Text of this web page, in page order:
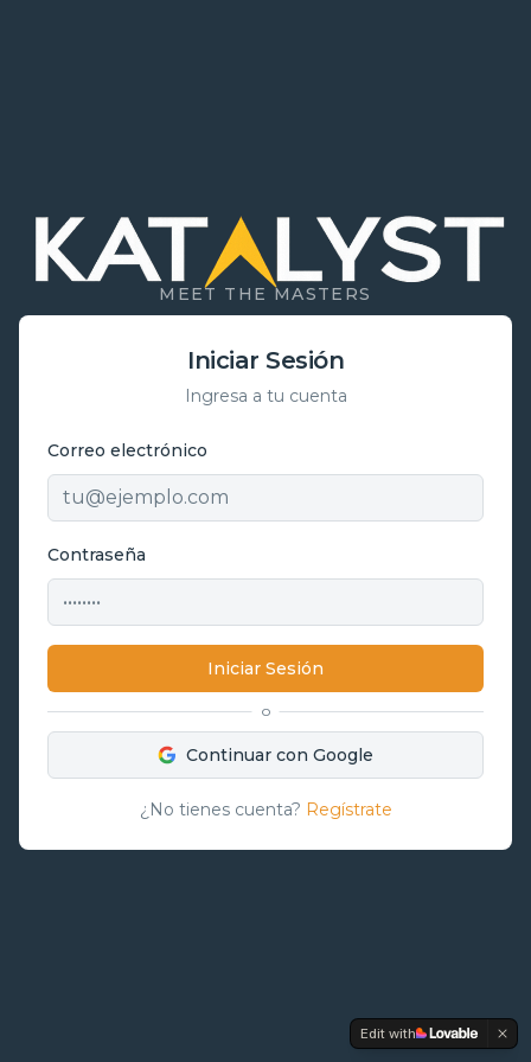
MEET THE MASTERS
Iniciar Sesión
Ingresa a tu cuenta
Correo electrónico
Contraseña
Iniciar Sesión
o
Continuar con Google
¿No tienes cuenta? Regístrate
Edit with